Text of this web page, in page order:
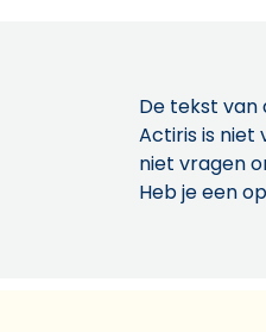
De tekst van
Actiris is niet
niet vragen
Heb je een